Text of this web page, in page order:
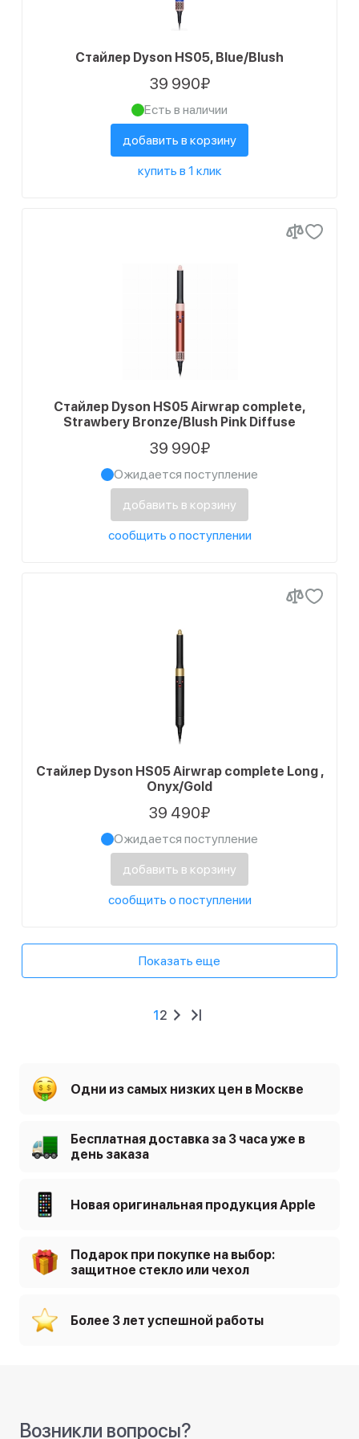
Стайлер Dyson HS05, Blue/Blush
39 990₽
Есть в наличии
добавить в корзину
купить в 1 клик
Стайлер Dyson HS05 Airwrap complete,
Strawbery Bronze/Blush Pink Diffuse
39 990₽
Ожидается поступление
добавить в корзину
сообщить о поступлении
Стайлер Dyson HS05 Airwrap complete Long ,
Onyx/Gold
39 490₽
Ожидается поступление
добавить в корзину
сообщить о поступлении
Показать еще
12
Одни из самых низких цен в Москве
Бесплатная доставка за 3 часа уже в
день заказа
Новая оригинальная продукция Apple
Подарок при покупке на выбор:
защитное стекло или чехол
Более 3 лет успешной работы
Возникли вопросы?